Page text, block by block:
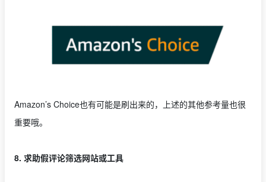
Amazon’s Choice也有可能是刷出来的，上述的其他参考量也很
重要哦。
8. 求助假评论筛选网站或工具